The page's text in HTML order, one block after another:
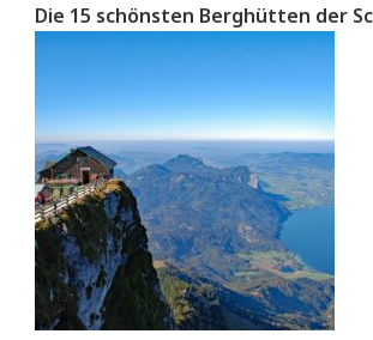
Die 15 schönsten Berghütten der